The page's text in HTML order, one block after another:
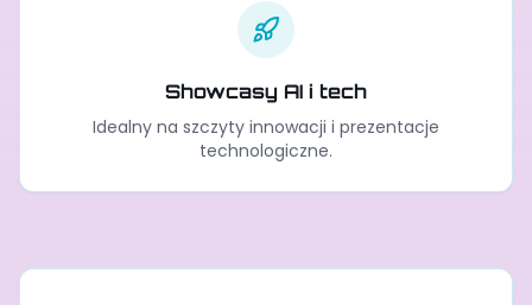
Showcasy AI i tech
Idealny na szczyty innowacji i prezentacje
technologiczne.